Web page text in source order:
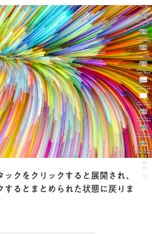
ックをクリックすると展開され、
するとまとめられた状態に戻りま
© 2026 MOOOII.